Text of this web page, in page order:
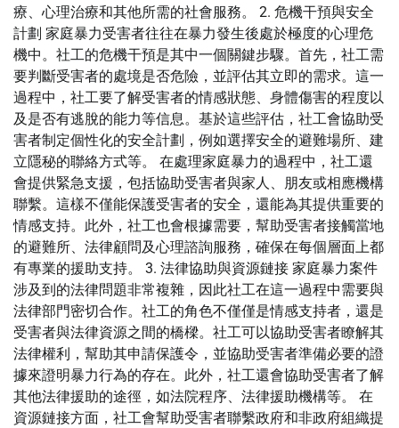
療、心理治療和其他所需的社會服務。 2. 危機干預與安全
計劃 家庭暴力受害者往往在暴力發生後處於極度的心理危
機中。社工的危機干預是其中一個關鍵步驟。首先，社工需
要判斷受害者的處境是否危險，並評估其立即的需求。這一
過程中，社工要了解受害者的情感狀態、身體傷害的程度以
及是否有逃脫的能力等信息。基於這些評估，社工會協助受
害者制定個性化的安全計劃，例如選擇安全的避難場所、建
立隱秘的聯絡方式等。 在處理家庭暴力的過程中，社工還
會提供緊急支援，包括協助受害者與家人、朋友或相應機構
聯繫。這樣不僅能保護受害者的安全，還能為其提供重要的
情感支持。此外，社工也會根據需要，幫助受害者接觸當地
的避難所、法律顧問及心理諮詢服務，確保在每個層面上都
有專業的援助支持。 3. 法律協助與資源鏈接 家庭暴力案件
涉及到的法律問題非常複雜，因此社工在這一過程中需要與
法律部門密切合作。社工的角色不僅僅是情感支持者，還是
受害者與法律資源之間的橋樑。社工可以協助受害者瞭解其
法律權利，幫助其申請保護令，並協助受害者準備必要的證
據來證明暴力行為的存在。此外，社工還會協助受害者了解
其他法律援助的途徑，如法院程序、法律援助機構等。 在
資源鏈接方面，社工會幫助受害者聯繫政府和非政府組織提